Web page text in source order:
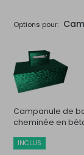
Options pour:
Campanule de
cheminée en
INCLUS